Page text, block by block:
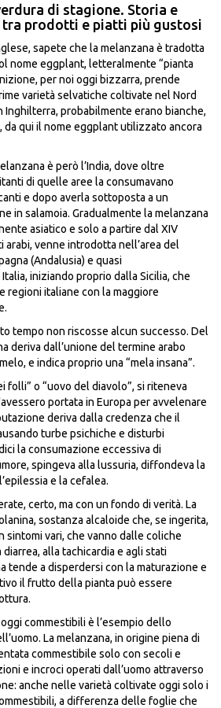
di stagione. Storia e
tra prodotti e piatti più gustosi
sapete che la melanzana è tradotta
nome eggplant, letteralmente “pianta
per noi oggi bizzarra, prende
varietà selvatiche coltivate nel Nord
Inghilterra, probabilmente erano bianche,
da qui il nome eggplant utilizzato ancora
è però l’India, dove oltre
di quelle aree la consumavano
e dopo averla sottoposta a un
in salamoia. Gradualmente la melanzana
asiatico e solo a partire dal XIV
arabi, venne introdotta nell’area del
(Andalusia) e quasi
iniziando proprio dalla Sicilia, che
regioni italiane con la maggiore
tempo non riscosse alcun successo. Del
deriva dall’unione del termine arabo
e indica proprio una “mela insana”.
folli” o “uovo del diavolo”, si riteneva
portata in Europa per avvelenare
deriva dalla credenza che il
turbe psichiche e disturbi
la consumazione eccessiva di
spingeva alla lussuria, diffondeva la
e la cefalea.
certo, ma con un fondo di verità. La
sostanza alcaloide che, se ingerita,
sintomi vari, che vanno dalle coliche
alla tachicardia e agli stati
tende a disperdersi con la maturazione e
il frutto della pianta può essere
commestibili è l’esempio dello
La melanzana, in origine piena di
commestibile solo con secoli e
e incroci operati dall’uomo attraverso
anche nelle varietà coltivate oggi solo i
a differenza delle foglie che